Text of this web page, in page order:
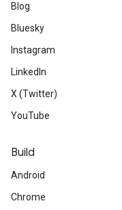
Blog
Bluesky
Instagram
LinkedIn
X (Twitter)
YouTube
Build
Android
Chrome